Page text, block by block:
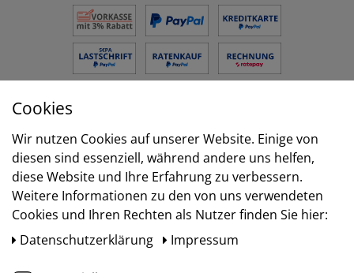
Versand
Cookies
Wir nutzen Cookies auf unserer Website. Einige von
diesen sind essenziell, während andere uns helfen,
diese Website und Ihre Erfahrung zu verbessern.
Weitere Informationen zu den von uns verwendeten
Cookies und Ihren Rechten als Nutzer finden Sie hier:
Daten­schutz­erklärung
Impressum